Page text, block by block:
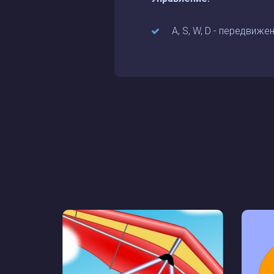
A, S, W, D -